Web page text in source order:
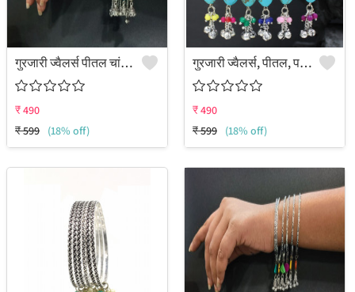
गुरजारी ज्वैलर्स पीतल चांदी की चूड़ी ()
₹490
₹599 (18% off)
गुरजारी ज्वैलर्स, पीतल, पत्थर और फ़िरोज़ा से बनी चांदी की चूड़ी (6 का पैक)
₹490
₹599 (18% off)